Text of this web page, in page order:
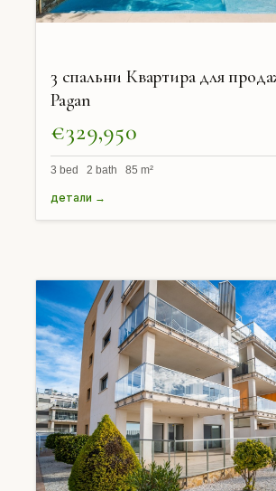
3 спальни Квартира для
Pagan
€329,950
3 bed 2 bath 85 m²
детали →